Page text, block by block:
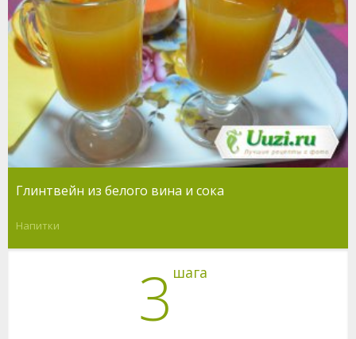
Глинтвейн из белого вина и сока
Напитки
3 шага